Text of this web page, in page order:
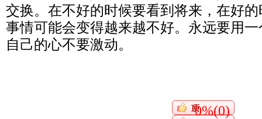
交换。在不好的时候要看到将来，在好
事情可能会变得越来越不好。永远要用
自己的心不要激动。
0%(0)